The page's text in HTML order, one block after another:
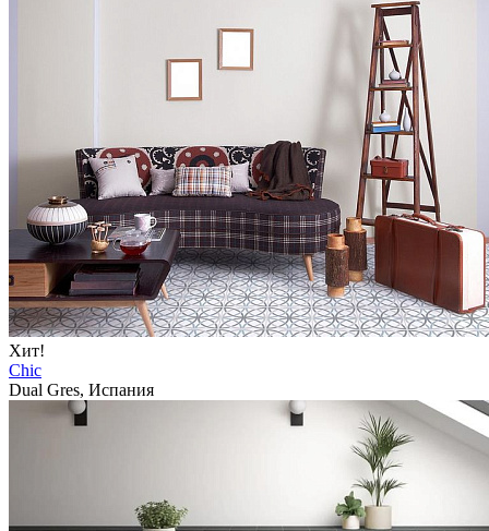
Хит!
Chic
Dual Gres, Испания